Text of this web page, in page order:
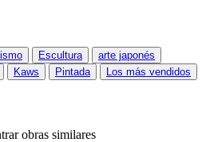
Escultura
arte japonés
Kaws Pintada Los más vendidos
obras similares